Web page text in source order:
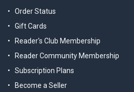
Order Status
Gift Cards
Reader's Club Membership
Reader Community Membership
Subscription Plans
Become a Seller